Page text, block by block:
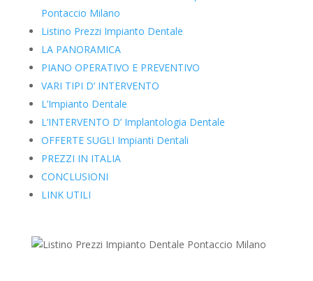
Pontaccio Milano
Listino Prezzi Impianto Dentale
LA PANORAMICA
PIANO OPERATIVO E PREVENTIVO
VARI TIPI D’ INTERVENTO
L’Impianto Dentale
L’INTERVENTO D’ Implantologia Dentale
OFFERTE SUGLI Impianti Dentali
PREZZI IN ITALIA
CONCLUSIONI
LINK UTILI